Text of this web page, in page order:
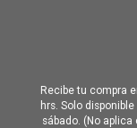
Recibe tu compra
hrs. Solo
sábado. (No